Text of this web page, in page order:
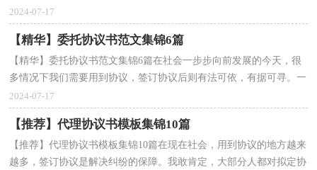
议需要注意哪些问题呢？以下是小编精心整理的债务的...
2024-07-17
【精华】委托协议书范文集锦6篇
【精华】委托协议书范文集锦6篇在社会一步步向前发展的今天，很
多情况下我们需要用到协议，签订协议后则有法可依，有据可寻。一
起来参考协议是怎么写的吧，以下是小编帮大家整理的...
2024-07-17
【推荐】代理协议书模板集锦10篇
【推荐】代理协议书模板集锦10篇在现在社会，用到协议的地方越来
越多，签订协议是解决纠纷的保障。我敢肯定，大部分人都对拟定协